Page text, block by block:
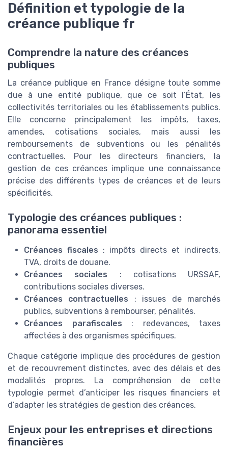
Définition et typologie de la
créance publique fr
Comprendre la nature des créances
publiques
La créance publique en France désigne toute somme
due à une entité publique, que ce soit l’État, les
collectivités territoriales ou les établissements publics.
Elle concerne principalement les impôts, taxes,
amendes, cotisations sociales, mais aussi les
remboursements de subventions ou les pénalités
contractuelles. Pour les directeurs financiers, la
gestion de ces créances implique une connaissance
précise des différents types de créances et de leurs
spécificités.
Typologie des créances publiques :
panorama essentiel
Créances fiscales : impôts directs et indirects,
TVA, droits de douane.
Créances sociales : cotisations URSSAF,
contributions sociales diverses.
Créances contractuelles : issues de marchés
publics, subventions à rembourser, pénalités.
Créances parafiscales : redevances, taxes
affectées à des organismes spécifiques.
Chaque catégorie implique des procédures de gestion
et de recouvrement distinctes, avec des délais et des
modalités propres. La compréhension de cette
typologie permet d’anticiper les risques financiers et
d’adapter les stratégies de gestion des créances.
Enjeux pour les entreprises et directions
financières